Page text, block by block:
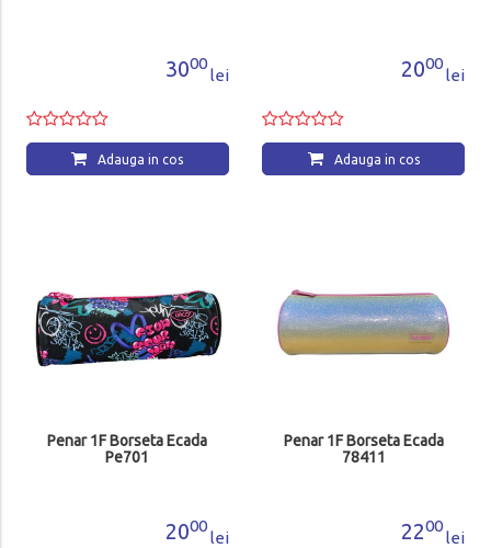
3000
lei
Adauga in cos
2000
lei
Adauga in cos
Penar 1F Borseta Ecada
Pe701
2000
lei
Penar 1F Borseta Ecada
78411
2200
lei